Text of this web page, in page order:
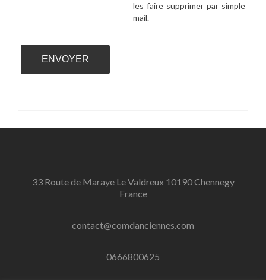
les faire supprimer par simple
mail.
33 Route de Maraye Le Valdreux 10190 Chennegy
France
contact@comdanciennes.com
0666800625